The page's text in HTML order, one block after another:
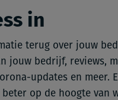
in
terug over jouw
jouw bedrijf, reviews,
updates en meer.
op de hoogte van